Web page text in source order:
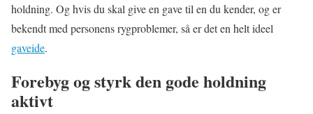
holdning. Og hvis du skal give en gave til en du kender, og er
bekendt med personens rygproblemer, så er det en helt ideel
gaveide.
Forebyg og styrk den gode holdning
aktivt